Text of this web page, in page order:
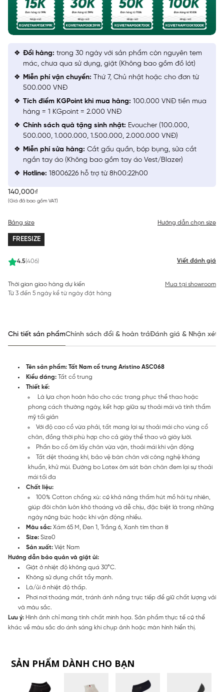
140,000₫
(Giá đã bao gồm VAT)
4.5(406) Viết đánh giá
Bảng size Hướng dẫn chọn size
FREESIZE
Thời gian giao hàng dự kiến
Từ 3 đến 5 ngày kể từ ngày đặt hàng
Mua tại showroom
Đổi hàng: trong 30 ngày với sản phẩm còn nguyên tem
mác, chưa qua sử dụng, giặt (Không bao gồm đồ lót)
Miễn phí vận chuyển: Thứ 7, Chủ nhật hoặc cho đơn từ
500.000 VNĐ
Tích điểm KGPoint khi mua hàng: 100.000 VNĐ tiền mua
hàng = 1 KGpoint = 2.000 VNĐ
Chính sách quà tặng sinh nhật: Evoucher (100.000,
500.000, 1.000.000, 1.500.000, 2.000.000 VNĐ)
Miễn phí sửa hàng: Cắt gấu quần, bóp bụng, sửa cắt
ngắn tay áo (Không bao gồm tay áo Vest/Blazer)
Hotline: 18006226 hỗ trợ từ 8h00:22h00
Chi tiết sản phẩmChính sách đổi & hoàn trảĐánh giá & Nhận xét
Tên sản phẩm: Tất Nam cổ trung Aristino ASC068
Kiểu dáng: Tất cổ trung
Thiết kế:
Là lựa chọn hoàn hảo cho các trang phục thể thao hoặc
phong cách thường ngày, kết hợp giữa sự thoải mái và tính thẩm
mỹ tối giản
Với độ cao cổ vừa phải, tất mang lại sự thoải mái cho vùng cổ
chân, đồng thời phù hợp cho cả giày thể thao và giày lười.
Phần bo cổ ôm lấy chân vừa vặn, thoải mái khi vận động
Tất dệt thoáng khí, bảo vệ bàn chân với công nghệ kháng
khuẩn, khử mùi. Đường bo Latex ôm sát bàn chân đem lại sự thoải
mái tối đa
Chất liệu:
100% Cotton chống xù: có khả năng thấm hút mồ hôi tự nhiên,
giúp đôi chân luôn khô thoáng và dễ chịu, đặc biệt là trong những
ngày nóng bức hoặc khi vận động nhiều.
Màu sắc: Xám 65 M, Đen 1, Trắng 6, Xanh tím than 8
Size: Size0
Sản xuất: Việt Nam
Hướng dẫn bảo quản và giặt ủi:
Giặt ở nhiệt độ không quá 30°C.
Không sử dụng chất tẩy mạnh.
Là/ủi ở nhiệt độ thấp.
Phơi nơi thoáng mát, tránh ánh nắng trực tiếp để giữ chất lượng vải
và màu sắc.
Lưu ý: Hình ảnh chỉ mang tính chất minh họa. Sản phẩm thực tế có thể
khác về màu sắc do ánh sáng khi chụp ảnh hoặc màn hình hiển thị.
SẢN PHẨM DÀNH CHO BẠN